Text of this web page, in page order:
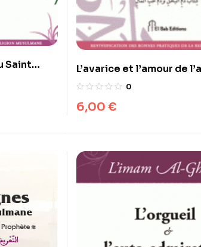
Saint
L’avarice et l’amour de
remèdes et juste milieu
prônés par l islam
0
6,00 €